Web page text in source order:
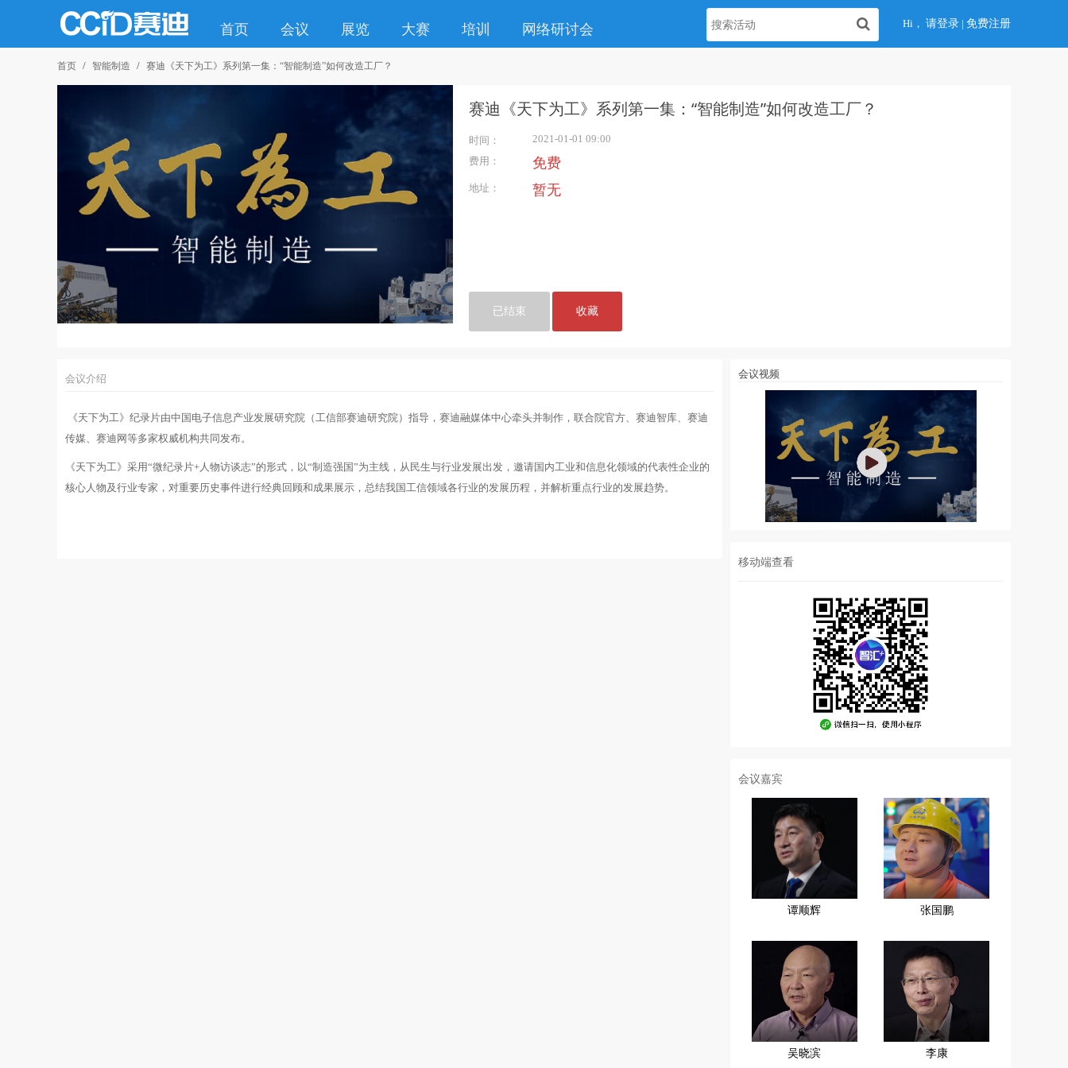
Hi， 请登录 | 免费注册
首页 会议 展览 大赛 培训 网络研讨会
首页 智能制造 赛迪《天下为工》系列第一集：“智能制造”如何改造工厂？
赛迪《天下为工》系列第一集：“智能制造”如何改造工厂？
时间：
2021-01-01 09:00
费用：
免费
地址： 暂无
已结束 收藏
会议介绍
《天下为工》纪录片由中国电子信息产业发展研究院（工信部赛迪研究院）指导，赛迪融媒体中心牵头并制作，联合院官方、赛迪智库、赛迪
传媒、赛迪网等多家权威机构共同发布。
《天下为工》采用“微纪录片+人物访谈志”的形式，以“制造强国”为主线，从民生与行业发展出发，邀请国内工业和信息化领域的代表性企业的
核心人物及行业专家，对重要历史事件进行经典回顾和成果展示，总结我国工信领域各行业的发展历程，并解析重点行业的发展趋势。
会议视频
移动端查看
会议嘉宾
谭顺辉 张国鹏
吴晓滨 李康